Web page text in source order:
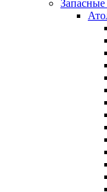
Запасные